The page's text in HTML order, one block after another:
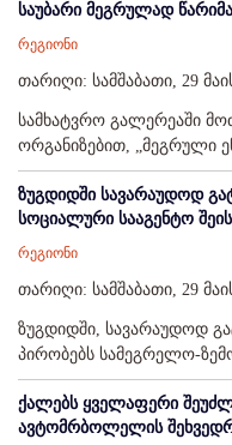
საუბარი მეგრულად
რეგიონი
თარიღი: სამშაბათი, 29
სამხატვრო გალერეაში
ორგანიზებით, „მეგრული
ზუგდიდში სავარაუდოდ
სოციალური სააგენტო
რეგიონი
თარიღი: სამშაბათი, 29
ზუგდიდში, სავარაუდოდ
პირობებს სამეგრელო-
ქალებს ყველაფერი
ავტომრბოლელის